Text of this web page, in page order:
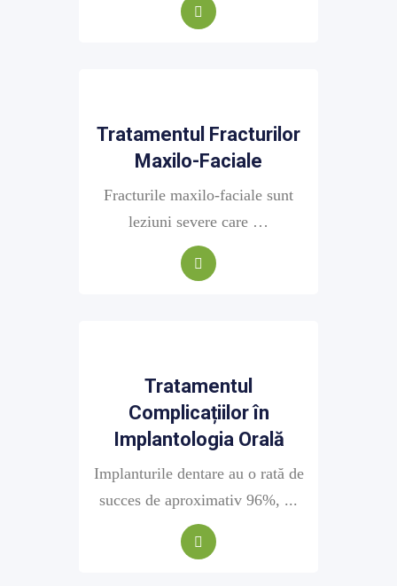
Tratamentul Fracturilor
Maxilo-Faciale
Fracturile maxilo-faciale sunt
leziuni severe care …
Tratamentul
Complicațiilor în
Implantologia Orală
Implanturile dentare au o rată de
succes de aproximativ 96%, ...